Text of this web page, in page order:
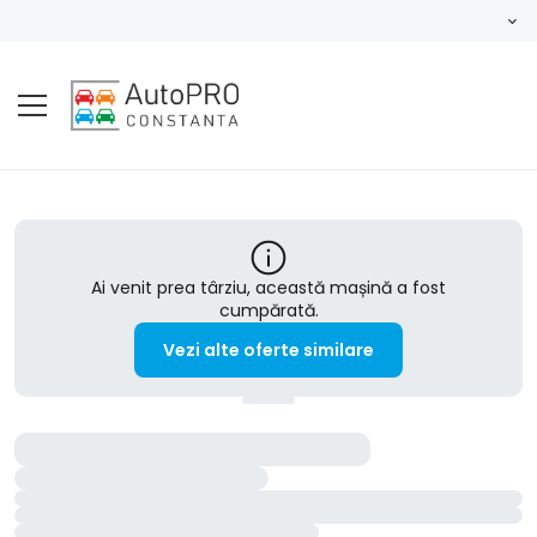
Ai venit prea târziu, această mașină a fost
cumpărată.
Vezi alte oferte similare